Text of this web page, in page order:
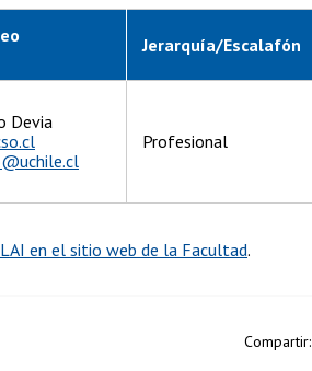
Jerarquía/Escalafón
Devia
Profesional
en el sitio web de la Facultad.
Compartir: